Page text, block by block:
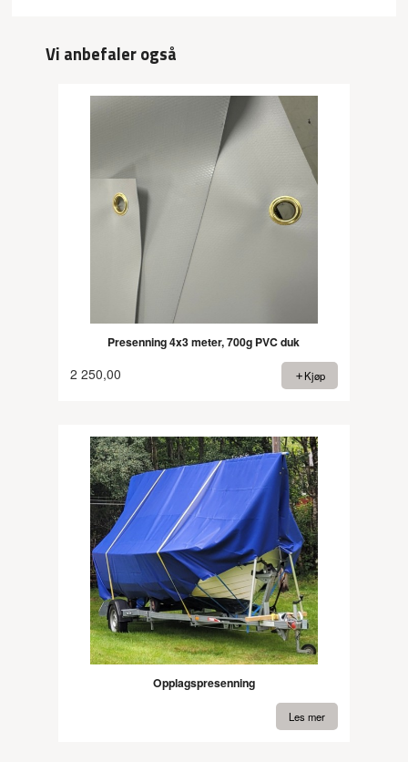
Vi anbefaler også
Presenning 4x3 meter, 700g PVC duk
2 250,00 Kjøp
Opplagspresenning
Les mer